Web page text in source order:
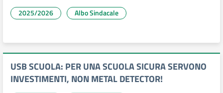
2025/2026 Albo Sindacale
USB SCUOLA: PER UNA SCUOLA SICURA SERVONO
INVESTIMENTI, NON METAL DETECTOR!